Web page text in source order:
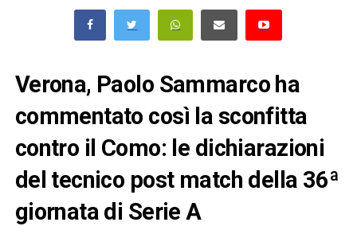
Verona, Paolo Sammarco ha
commentato così la sconfitta
contro il Como: le dichiarazioni
del tecnico post match della 36ª
giornata di Serie A